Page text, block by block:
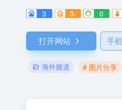
3
3- 0
打开网站 手
海外频道 # 图片分享